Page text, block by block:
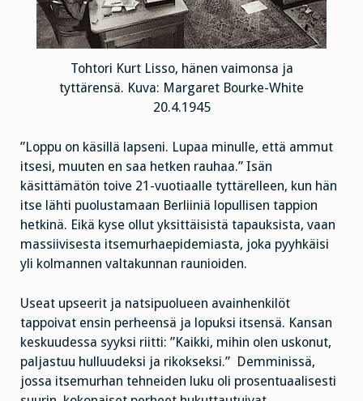
Tohtori Kurt Lisso, hänen vaimonsa ja
tyttärensä. Kuva: Margaret Bourke-White
20.4.1945
”Loppu on käsillä lapseni. Lupaa minulle, että ammut
itsesi, muuten en saa hetken rauhaa.” Isän
käsittämätön toive 21-vuotiaalle tyttärelleen, kun hän
itse lähti puolustamaan Berliiniä lopullisen tappion
hetkinä. Eikä kyse ollut yksittäisistä tapauksista, vaan
massiivisesta itsemurhaepidemiasta, joka pyyhkäisi
yli kolmannen valtakunnan raunioiden.
Useat upseerit ja natsipuolueen avainhenkilöt
tappoivat ensin perheensä ja lopuksi itsensä. Kansan
keskuudessa syyksi riitti: ”Kaikki, mihin olen uskonut,
paljastuu hulluudeksi ja rikokseksi.” Demminissä,
jossa itsemurhan tehneiden luku oli prosentuaalisesti